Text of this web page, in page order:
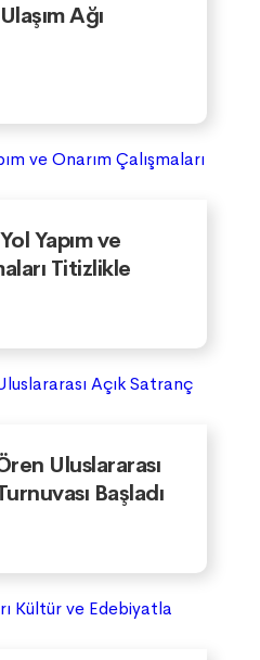
Ağı
Yapım ve
Titizlikle
Uluslararası
Başladı